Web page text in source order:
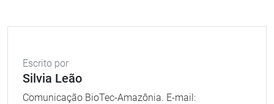
Escrito por
Silvia Leão
Comunicação BioTec-Amazônia. E-mail: